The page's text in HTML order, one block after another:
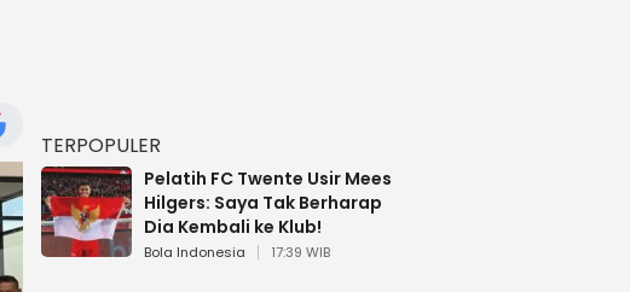
TERPOPULER
Pelatih FC Twente Usir Mees
Hilgers: Saya Tak Berharap
Dia Kembali ke Klub!
Bola Indonesia 17:39 WIB